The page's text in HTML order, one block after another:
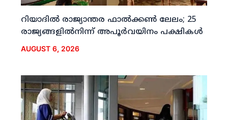
റിയാദില്‍ രാജ്യാന്തര ഫാല്‍ക്കണ്‍ ലേലം; 25
രാജ്യങ്ങളില്‍നിന്ന് അപൂര്‍വയിനം പക്ഷികള്‍
AUGUST 6, 2026